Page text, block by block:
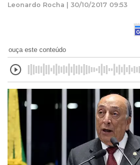
Leonardo Rocha | 30/10/2017 09:53
ouça este conteúdo